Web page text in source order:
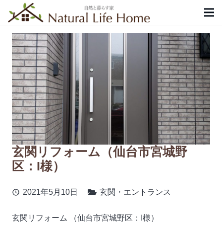
玄関リフォーム（仙台市宮城野
区：I様）
schedule 2021年5月10日 玄関・エントランス
玄関リフォーム （仙台市宮城野区：I様）